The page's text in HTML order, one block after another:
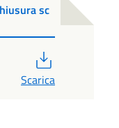
sc
Scarica